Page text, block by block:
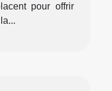
pour offrir